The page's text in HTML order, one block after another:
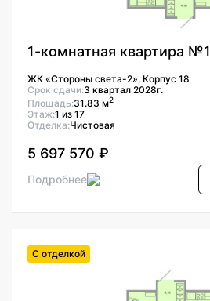
1-комнатная квартира №1
ЖК «Стороны света-2», Корпус 18
Срок сдачи:3 квартал 2028г.
Площадь:31.83 м2
Этаж:1 из 17
Отделка:Чистовая
5 697 570 ₽
Подробнее
С отделкой